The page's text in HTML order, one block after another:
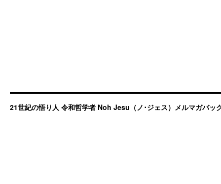
21世紀の悟り人 令和哲学者 Noh Jesu（ノ･ジェス）メルマガバッ